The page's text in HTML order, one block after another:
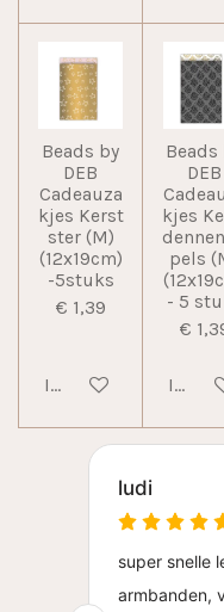
Beads by
DEB
Cadeauza
kjes Kerst
ster (M)
(12x19cm)
-5stuks
€ 1,39
In winkelwagen
Beads
DEB
kjes
pels
- 5
€
In